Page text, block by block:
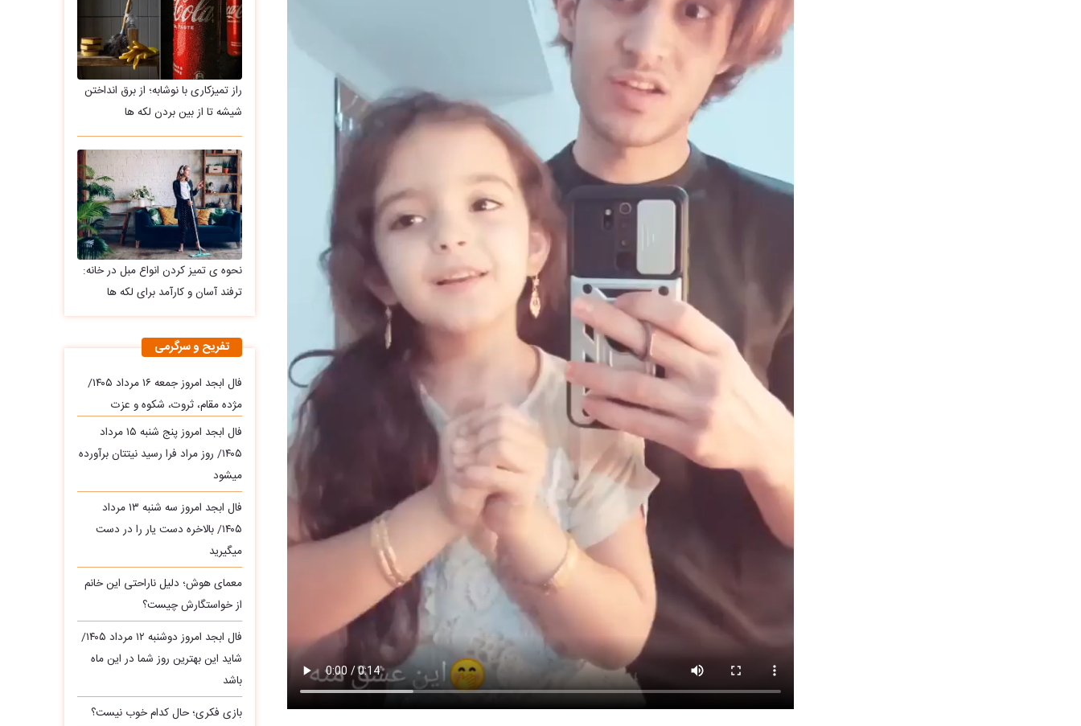
راز تمیزکاری با نوشابه؛ از برق انداختن
شیشه تا از بین بردن لکه ها
نحوه ی تمیز کردن انواع مبل در خانه:
ترفند آسان و کارآمد برای لکه ها
تفریح و سرگرمی
فال ابجد امروز جمعه ۱۶ مرداد ۱۴۰۵/
مژده مقام، ثروت، شکوه و عزت
فال ابجد امروز پنج شنبه ۱۵ مرداد
۱۴۰۵/ روز مراد فرا رسید نیتتان برآورده
میشود
فال ابجد امروز سه‌ شنبه ۱۳ مرداد
۱۴۰۵/ بالاخره دست یار را در دست
میگیرید
معمای هوش؛ دلیل ناراحتی این خانم
از خواستگارش چیست؟
فال ابجد امروز دوشنبه ۱۲ مرداد ۱۴۰۵/
شاید این بهترین روز شما در این ماه
باشد
بازی فکری؛ حال کدام خوب نیست؟